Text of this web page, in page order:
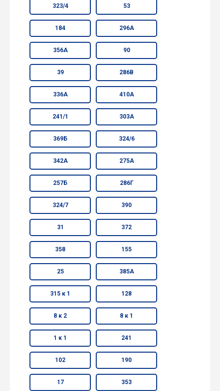
323/4 53
184 296А
356А 90
39 286В
336А 410А
241/1 303А
369Б 324/6
342А 275А
257Б 286Г
324/7 390
31 372
358 155
25 385А
315 к 1 128
8 к 2 8 к 1
1 к 1 241
102 190
17 353